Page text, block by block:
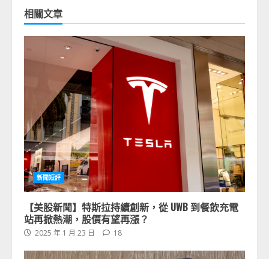
相關文章
新聞短評
【美股新聞】特斯拉持續創新，從 UWB 到餐飲充電
站再掀熱潮，股價有望再漲？
2025 年 1 月 23 日 18